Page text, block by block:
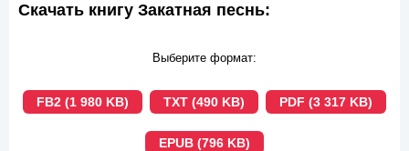
Скачать книгу Закатная песнь:
Выберите формат:
FB2 (1 980 KB) TXT (490 KB) PDF (3 317 KB)
EPUB (796 KB)